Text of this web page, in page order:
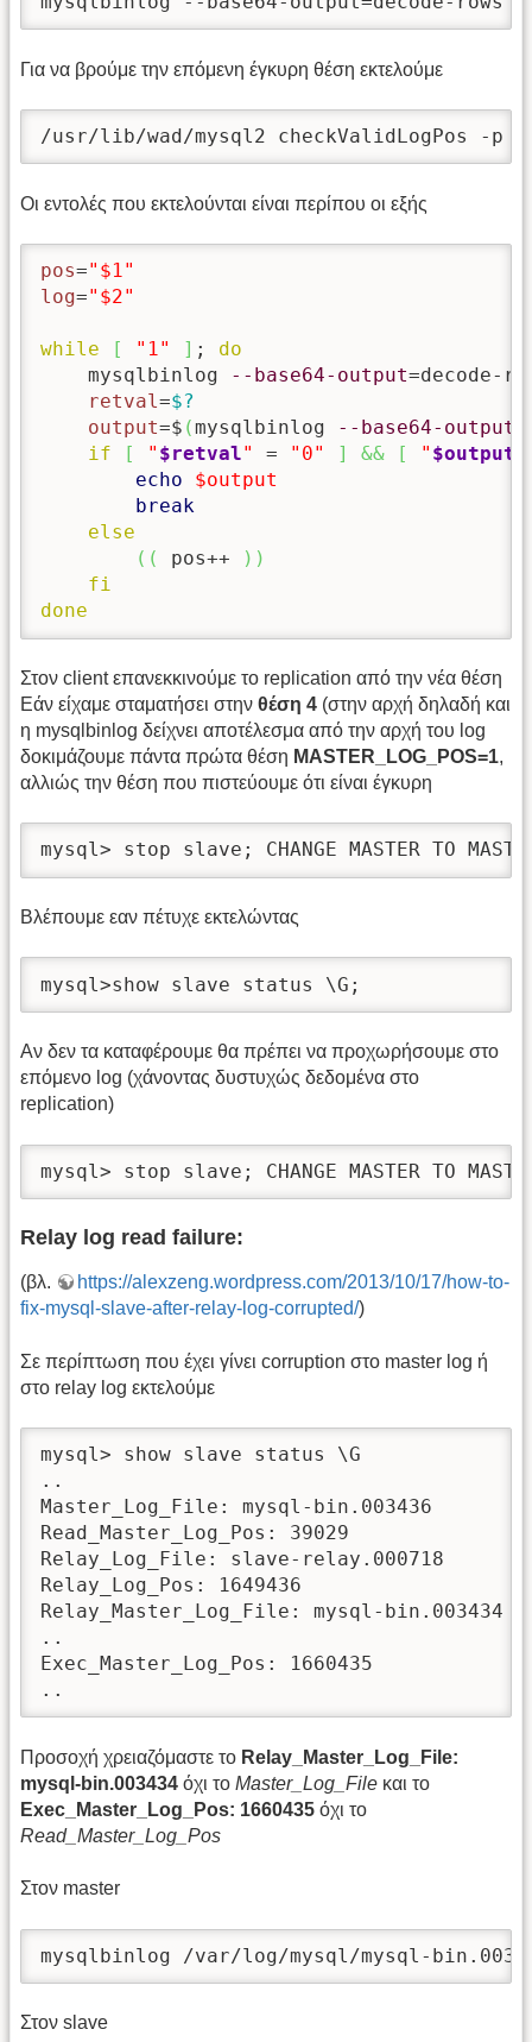
Για να βρούμε την επόμενη έγκυρη θέση εκτελούμε
/usr/lib/wad/mysql2 checkValidLogPos -p
Οι εντολές που εκτελούνται είναι περίπου οι εξής
pos="$1"
log="$2"
while [ "1" ] ; do
    mysqlbinlog
--base64-output=decode-
retval=$?
output=$ (mysqlbinlog --base64-output
if
[ " $retval" = "0" ] && [ " $output
echo
$output
break
else
( ( pos++ ) )
fi
done
Στον client επανεκκινούμε το replication από την νέα θέση
Εάν είχαμε σταματήσει στην θέση 4 (στην αρχή δηλαδή και
η mysqlbinlog δείχνει αποτέλεσμα από την αρχή του log
δοκιμάζουμε πάντα πρώτα θέση MASTER_LOG_POS=1,
αλλιώς την θέση που πιστεύουμε ότι είναι έγκυρη
mysql> stop slave; CHANGE MASTER TO
Βλέπουμε εαν πέτυχε εκτελώντας
mysql>show slave status \G;
Αν δεν τα καταφέρουμε θα πρέπει να προχωρήσουμε στο
επόμενο log (χάνοντας δυστυχώς δεδομένα στο
replication)
mysql> stop slave; CHANGE MASTER TO
Relay log read failure:
(βλ.
https://alexzeng.wordpress.com/2013/10/17/how-to-
fix-mysql-slave-after-relay-log-corrupted/)
Σε περίπτωση που έχει γίνει corruption στο master log ή
στο relay log εκτελούμε
mysql> show slave status \G
..
Master_Log_File: mysql-bin.003436
Read_Master_Log_Pos: 39029
Relay_Log_File: slave-relay.000718
Relay_Log_Pos: 1649436
Relay_Master_Log_File: mysql-bin.003434
..
Exec_Master_Log_Pos: 1660435
..
Προσοχή χρειαζόμαστε το Relay_Master_Log_File:
mysql-bin.003434 όχι το Master_Log_File και το
Exec_Master_Log_Pos: 1660435 όχι το
Read_Master_Log_Pos
Στον master
mysqlbinlog /var/log/mysql/mysql-
Στον slave